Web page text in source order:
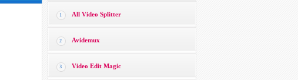
1 All Video Splitter
2 Avidemux
3 Video Edit Magic